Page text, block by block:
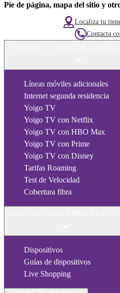
Pie de página, mapa del sitio y
Localiza tu
Contacta
Líneas móviles adicionales
Internet segunda residencia
Yoigo TV
Yoigo TV con Netflix
Yoigo TV con HBO Max
Yoigo TV con Prime
Yoigo TV con Disney
Tarifas Roaming
Test de Velocidad
Cobertura fibra
Dispositivos
Guías de dispositivos
Live Shopping